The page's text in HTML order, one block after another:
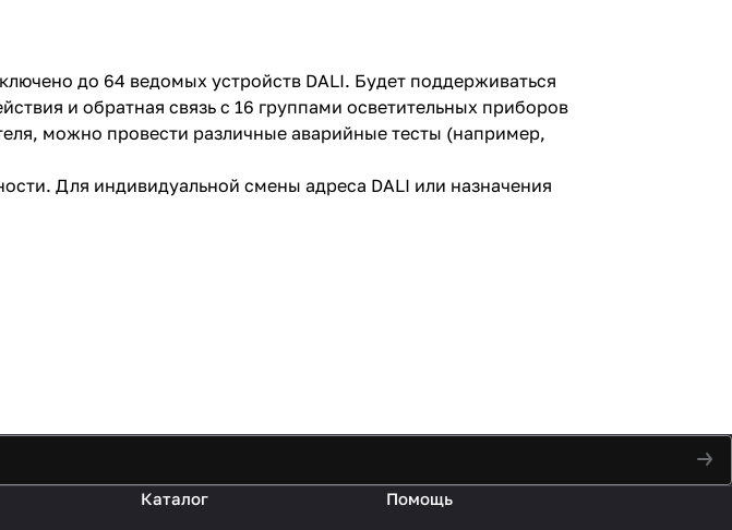
до 64 ведомых устройств DALI. Будет поддерживаться
и обратная связь с 16 группами осветительных приборов
можно провести различные аварийные тесты (например,
Для индивидуальной смены адреса DALI или назначения
Каталог Помощь